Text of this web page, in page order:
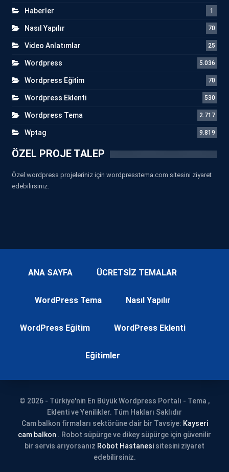
Haberler 1
Nasıl Yapılır 70
Video Anlatımlar 25
Wordpress 5.036
Wordpress Eğitim 70
Wordpress Eklenti 530
Wordpress Tema 2.717
Wptag 9.819
ÖZEL PROJE TALEP
Özel wordpress projeleriniz için wordpresstema.com sitesini ziyaret
edebilirsiniz.
ANA SAYFA ÜCRETSİZ TEMALAR
WordPress Tema Nasıl Yapılır
WordPress Eğitim WordPress Eklenti
Eğitimler
© 2026 - Türkiye'nin En Büyük Wordpress Portalı - Tema ,
Eklenti ve Yenilikler. Tüm Hakları Saklıdır
Cam balkon firmaları sektörüne dair bir Tavsiye: Kayseri
cam balkon . Robot süpürge ve dikey süpürge için güvenilir
bir servis arıyorsanız Robot Hastanesi sitesini ziyaret
edebilirsiniz.